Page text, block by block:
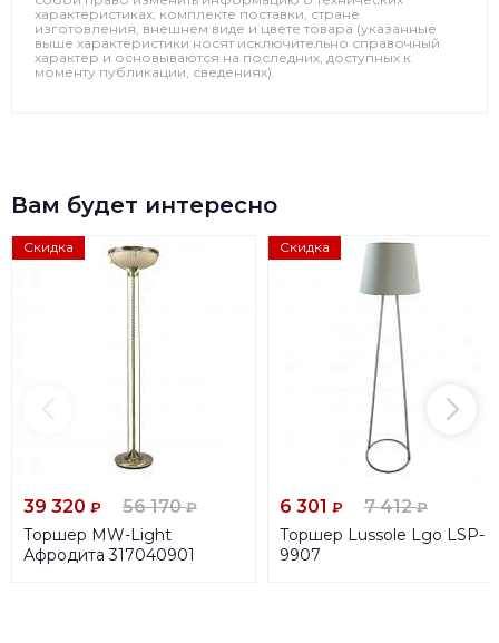
характеристиках, комплекте поставки, стране
изготовления, внешнем виде и цвете товара (указанные
выше характеристики носят исключительно справочный
характер и основываются на последних, доступных к
моменту публикации, сведениях).
Вам будет интересно
Скидка
39 320 ₽ 56 170₽
Торшер MW-Light
Афродита 317040901
Скидка
6 301 ₽ 7 412₽
Торшер Lussole Lgo LSP-
9907